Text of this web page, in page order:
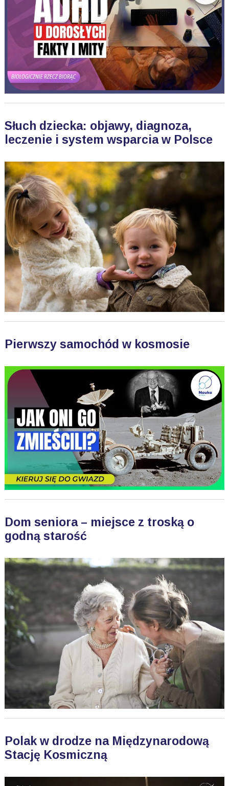
Słuch dziecka: objawy, diagnoza,
leczenie i system wsparcia w Polsce
Pierwszy samochód w kosmosie
Dom seniora – miejsce z troską o
godną starość
Polak w drodze na Międzynarodową
Stację Kosmiczną